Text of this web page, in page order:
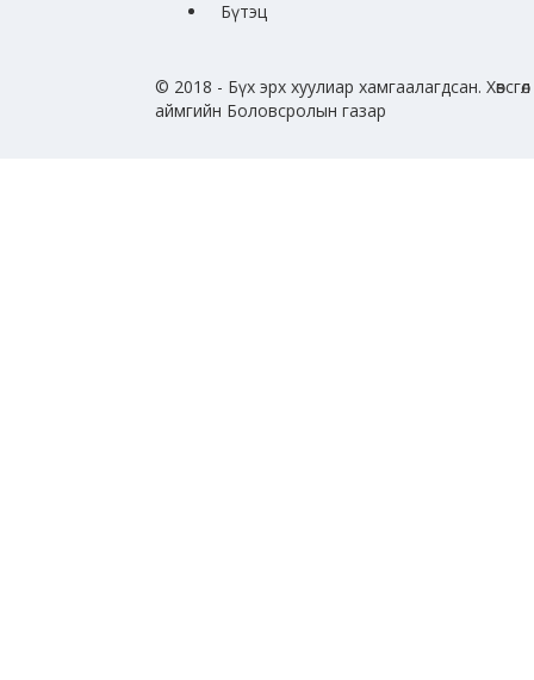
Бүтэц
© 2018 - Бүх эрх хуулиар хамгаалагдсан. Хөвсгөл
аймгийн Боловсролын газар